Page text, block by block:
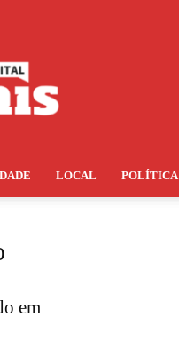
LOCAL POLÍTICA
em